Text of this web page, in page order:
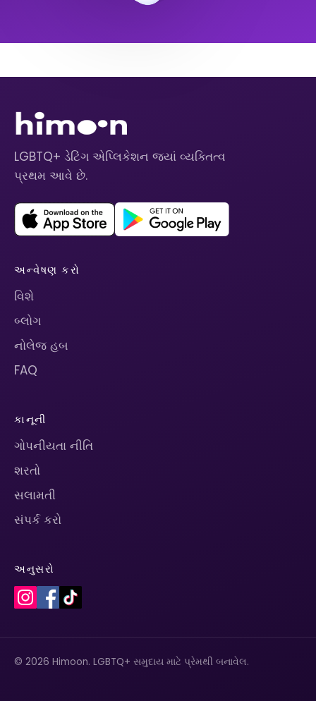
LGBTQ+ ડેટિંગ એપ્લિકેશન જ્યાં વ્યક્તિત્વ
પ્રથમ આવે છે.
અન્વેષણ કરો
વિશે
બ્લોગ
નોલેજ હબ
FAQ
કાનૂની
ગોપનીયતા નીતિ
શરતો
સલામતી
સંપર્ક કરો
અનુસરો
© 2026 Himoon. LGBTQ+ સમુદાય માટે પ્રેમથી બનાવેલ.